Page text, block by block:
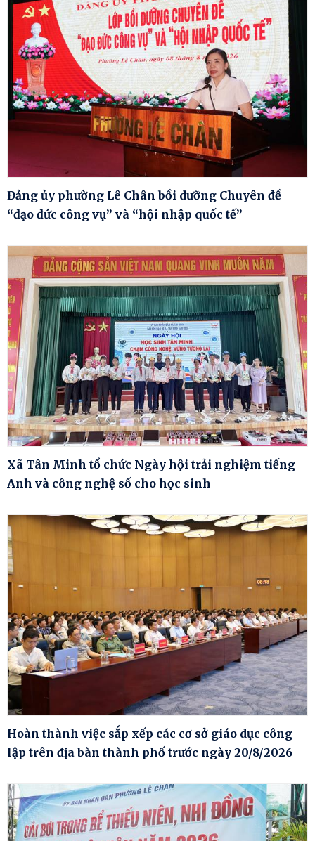
Đảng ủy phường Lê Chân bồi dưỡng Chuyên đề
“đạo đức công vụ” và “hội nhập quốc tế”
Xã Tân Minh tổ chức Ngày hội trải nghiệm tiếng
Anh và công nghệ số cho học sinh
Hoàn thành việc sắp xếp các cơ sở giáo dục công
lập trên địa bàn thành phố trước ngày 20/8/2026